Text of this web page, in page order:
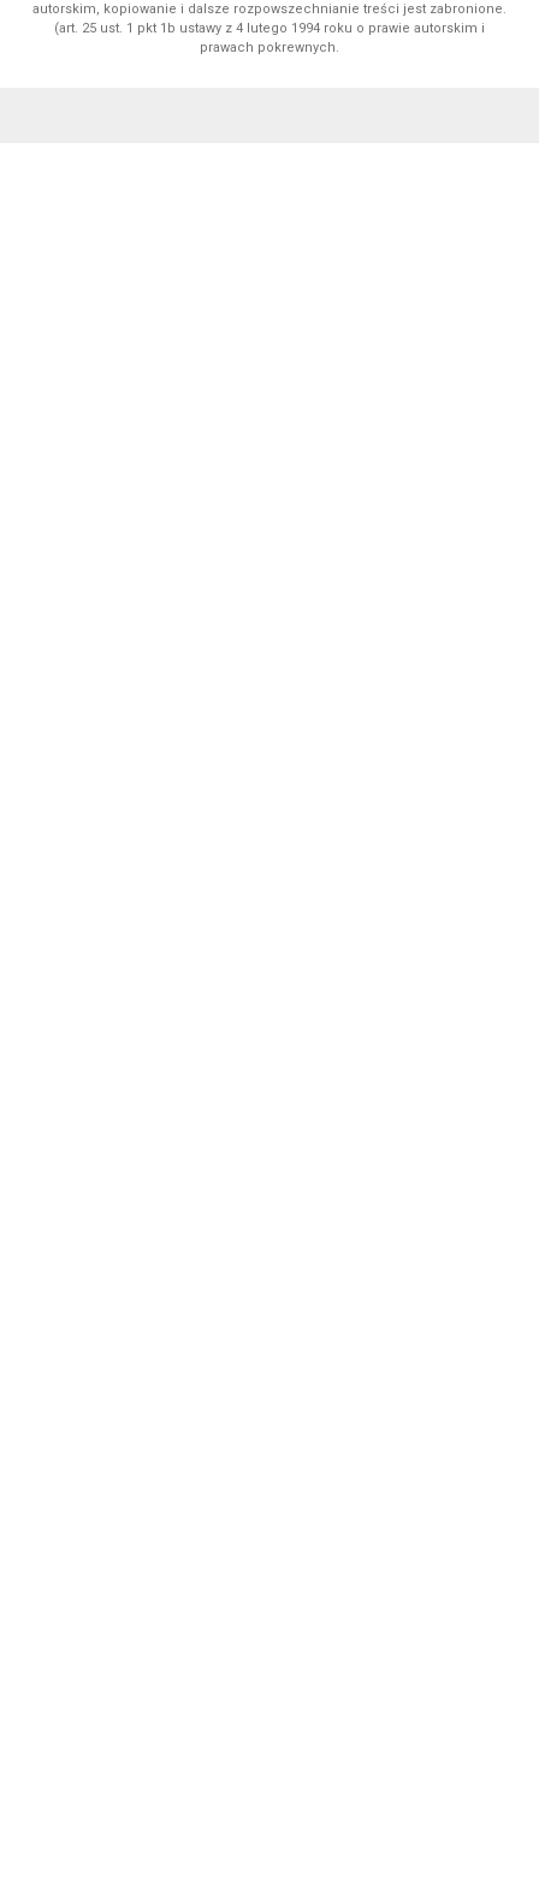
autorskim, kopiowanie i dalsze rozpowszechnianie treści jest zabronione.
(art. 25 ust. 1 pkt 1b ustawy z 4 lutego 1994 roku o prawie autorskim i
prawach pokrewnych.